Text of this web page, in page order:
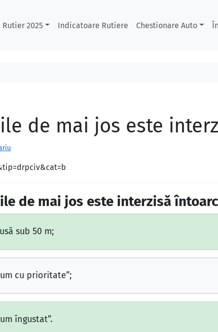
Rutier 2025 Indicatoare Rutiere Chestionare Auto
de mai jos este
de mai jos este interzisă
sub 50 m;
cu prioritate”;
îngustat”.